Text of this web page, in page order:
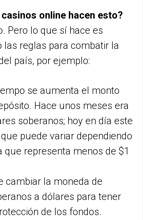
online hacen esto?
Pero lo que sí hace es
las reglas para combatir la
país, por ejemplo:
se aumenta el monto
Hace unos meses era
soberanos; hoy en día este
puede variar dependiendo
que representa menos de $1
cambiar la moneda de
a dólares para tener
de los fondos.